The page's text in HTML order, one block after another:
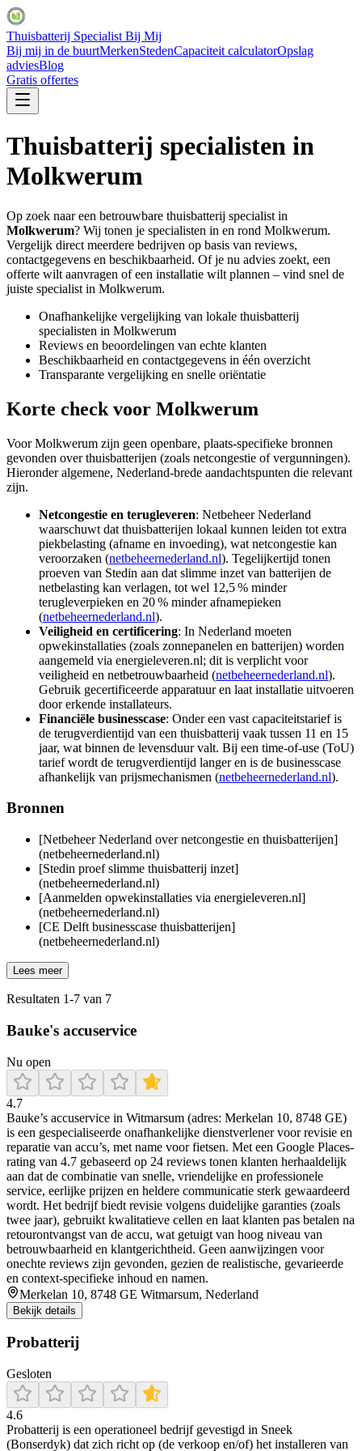
Thuisbatterij Specialist Bij Mij
Bij mij in de buurtMerkenStedenCapaciteit calculatorOpslag
adviesBlog
Gratis offertes
Thuisbatterij specialisten in
Molkwerum
Op zoek naar een betrouwbare thuisbatterij specialist in
Molkwerum? Wij tonen je specialisten in en rond Molkwerum.
Vergelijk direct meerdere bedrijven op basis van reviews,
contactgegevens en beschikbaarheid. Of je nu advies zoekt, een
offerte wilt aanvragen of een installatie wilt plannen – vind snel de
juiste specialist in Molkwerum.
Onafhankelijke vergelijking van lokale thuisbatterij
specialisten in Molkwerum
Reviews en beoordelingen van echte klanten
Beschikbaarheid en contactgegevens in één overzicht
Transparante vergelijking en snelle oriëntatie
Korte check voor Molkwerum
Voor Molkwerum zijn geen openbare, plaats-specifieke bronnen
gevonden over thuisbatterijen (zoals netcongestie of vergunningen).
Hieronder algemene, Nederland-brede aandachtspunten die relevant
zijn.
Netcongestie en terugleveren: Netbeheer Nederland
waarschuwt dat thuisbatterijen lokaal kunnen leiden tot extra
piekbelasting (afname en invoeding), wat netcongestie kan
veroorzaken (netbeheernederland.nl). Tegelijkertijd tonen
proeven van Stedin aan dat slimme inzet van batterijen de
netbelasting kan verlagen, tot wel 12,5 % minder
terugleverpieken en 20 % minder afnamepieken
(netbeheernederland.nl).
Veiligheid en certificering: In Nederland moeten
opwekinstallaties (zoals zonnepanelen en batterijen) worden
aangemeld via energieleveren.nl; dit is verplicht voor
veiligheid en netbetrouwbaarheid (netbeheernederland.nl).
Gebruik gecertificeerde apparatuur en laat installatie uitvoeren
door erkende installateurs.
Financiële businesscase: Onder een vast capaciteitstarief is
de terugverdientijd van een thuisbatterij vaak tussen 11 en 15
jaar, wat binnen de levensduur valt. Bij een time-of-use (ToU)
tarief wordt de terugverdientijd langer en is de businesscase
afhankelijk van prijsmechanismen (netbeheernederland.nl).
Bronnen
[Netbeheer Nederland over netcongestie en thuisbatterijen]
(netbeheernederland.nl)
[Stedin proef slimme thuisbatterij inzet]
(netbeheernederland.nl)
[Aanmelden opwekinstallaties via energieleveren.nl]
(netbeheernederland.nl)
[CE Delft businesscase thuisbatterijen]
(netbeheernederland.nl)
Lees meer
Resultaten 1-7 van 7
Bauke's accuservice
Nu open
4.7
Bauke’s accuservice in Witmarsum (adres: Merkelan 10, 8748 GE)
is een gespecialiseerde onafhankelijke dienstverlener voor revisie en
reparatie van accu’s, met name voor fietsen. Met een Google Places-
rating van 4.7 gebaseerd op 24 reviews tonen klanten herhaaldelijk
aan dat de combinatie van snelle, vriendelijke en professionele
service, eerlijke prijzen en heldere communicatie sterk gewaardeerd
wordt. Het bedrijf biedt revisie volgens duidelijke garanties (zoals
twee jaar), gebruikt kwalitatieve cellen en laat klanten pas betalen na
retourontvangst van de accu, wat getuigt van hoog niveau van
betrouwbaarheid en klantgerichtheid. Geen aanwijzingen voor
onechte reviews zijn gevonden, gezien de realistische, gevarieerde
en context-specifieke inhoud en namen.
Merkelan 10, 8748 GE Witmarsum, Nederland
Bekijk details
Probatterij
Gesloten
4.6
Probatterij is een operationeel bedrijf gevestigd in Sneek
(Bonserdyk) dat zich richt op (de verkoop en/of) het installeren van